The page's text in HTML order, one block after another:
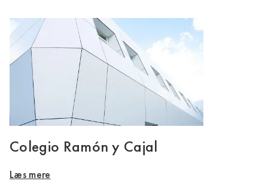
Colegio Ramón y Cajal
Læs mere